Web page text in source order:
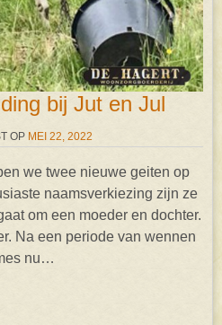
bij Jut en Jul
OP MEI 22, 2022
we twee nieuwe geiten op
naamsverkiezing zijn ze
om een moeder en dochter.
Na een periode van wennen
nu…